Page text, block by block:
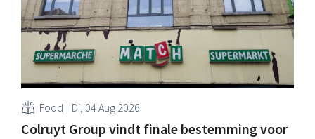
Food Di, 04 Aug 2026
Colruyt Group vindt finale bestemming voor